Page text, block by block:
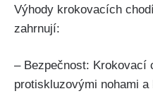
Výhody krokovacích
zahrnují:
– Bezpečnost: Krokovací
protiskluzovými nohami